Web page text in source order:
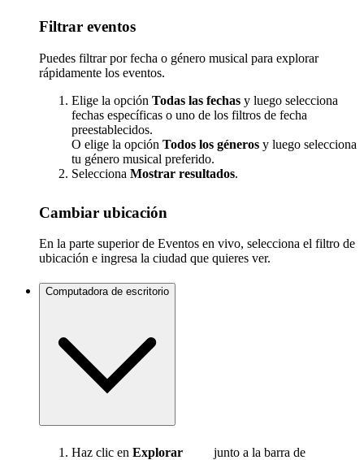
Filtrar eventos
Puedes filtrar por fecha o género musical para explorar
rápidamente los eventos.
Elige la opción Todas las fechas y luego selecciona
fechas específicas o uno de los filtros de fecha
preestablecidos.
O elige la opción Todos los géneros y luego selecciona
tu género musical preferido.
Selecciona Mostrar resultados.
Cambiar ubicación
En la parte superior de Eventos en vivo, selecciona el filtro de
ubicación e ingresa la ciudad que quieres ver.
Computadora de escritorio
Haz clic en Explorar
junto a la barra de